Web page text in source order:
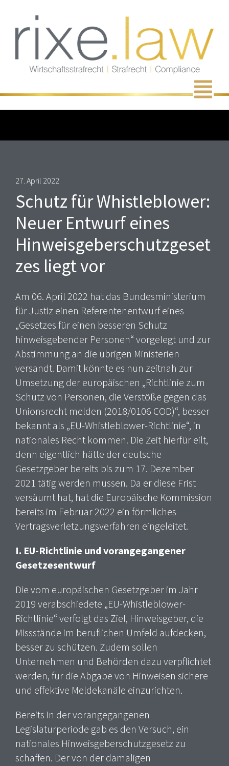
Inhalt
springen
Menü
27. April 2022
Schutz für Whistleblower:
Neuer Entwurf eines
Hinweisgeberschutzgeset
zes liegt vor
Am 06. April 2022 hat das Bundesministerium
für Justiz einen Referentenentwurf eines
„Gesetzes für einen besseren Schutz
hinweisgebender Personen“ vorgelegt und zur
Abstimmung an die übrigen Ministerien
versandt. Damit könnte es nun zeitnah zur
Umsetzung der europäischen „Richtlinie zum
Schutz von Personen, die Verstöße gegen das
Unionsrecht melden (2018/0106 COD)“, besser
bekannt als „EU-Whistleblower-Richtlinie“, in
nationales Recht kommen. Die Zeit hierfür eilt,
denn eigentlich hätte der deutsche
Gesetzgeber bereits bis zum 17. Dezember
2021 tätig werden müssen. Da er diese Frist
versäumt hat, hat die Europäische Kommission
bereits im Februar 2022 ein förmliches
Vertragsverletzungsverfahren eingeleitet.
I. EU-Richtlinie und vorangegangener
Gesetzesentwurf
Die vom europäischen Gesetzgeber im Jahr
2019 verabschiedete „EU-Whistleblower-
Richtlinie“ verfolgt das Ziel, Hinweisgeber, die
Missstände im beruflichen Umfeld aufdecken,
besser zu schützen. Zudem sollen
Unternehmen und Behörden dazu verpflichtet
werden, für die Abgabe von Hinweisen sichere
und effektive Meldekanäle einzurichten.
Bereits in der vorangegangenen
Legislaturperiode gab es den Versuch, ein
nationales Hinweisgeberschutzgesetz zu
schaffen. Der von der damaligen